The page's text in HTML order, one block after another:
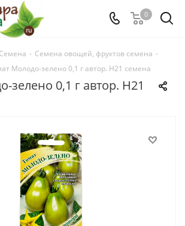
0
Семена - Семена овощей, фруктов семена -
Молодо-зелено 0,1 г автор. Н21 семена
зелено 0,1 г автор. Н21